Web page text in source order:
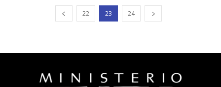
22 23 24